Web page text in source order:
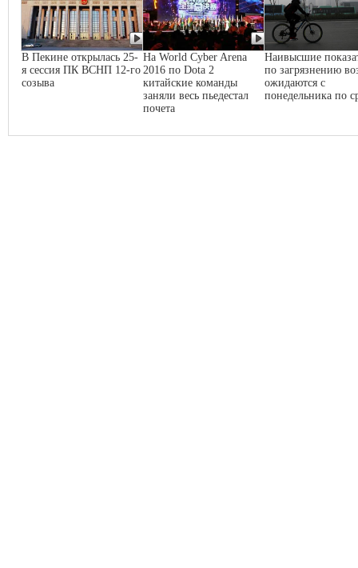
В Пекине открылась 25-
я сессия ПК ВСНП 12-го
созыва
На World Cyber Arena
2016 по Dota 2
китайские команды
заняли весь пьедестал
почета
Наивысшие
по загрязнению
ожидаются с
понедельника по